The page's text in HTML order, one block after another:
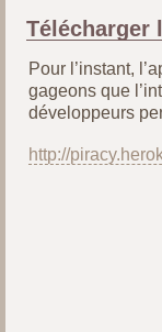
Télécharger
Pour l’instant,
gageons que
développeurs
http://